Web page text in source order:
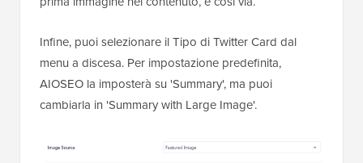
Infine, puoi selezionare il Tipo di Twitter Card dal
menu a discesa. Per impostazione predefinita,
AIOSEO la imposterà su 'Summary', ma puoi
cambiarla in 'Summary with Large Image'.